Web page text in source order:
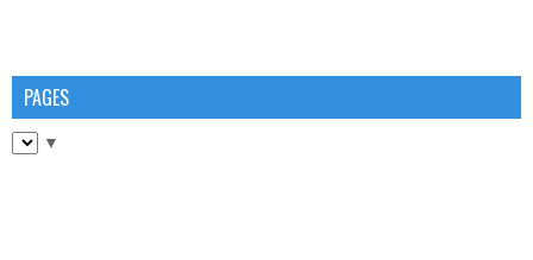
PAGES
▼